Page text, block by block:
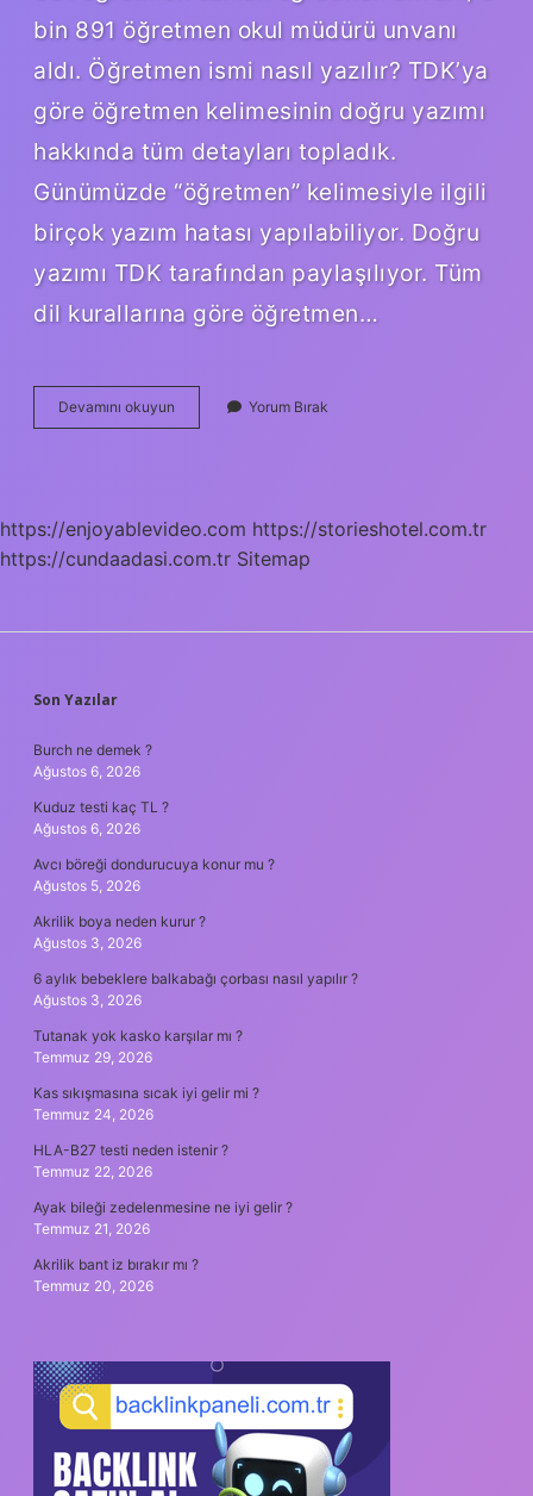
bin 891 öğretmen okul müdürü unvanı
aldı. Öğretmen ismi nasıl yazılır? TDK’ya
göre öğretmen kelimesinin doğru yazımı
hakkında tüm detayları topladık.
Günümüzde “öğretmen” kelimesiyle ilgili
birçok yazım hatası yapılabiliyor. Doğru
yazımı TDK tarafından paylaşılıyor. Tüm
dil kurallarına göre öğretmen…
Devamını okuyun Öğretmen
Adı
Yorum Bırak
https://enjoyablevideo.com https://storieshotel.com.tr
https://cundaadasi.com.tr Sitemap
SIDEBAR
Son Yazılar
Burch ne demek ?
Ağustos 6, 2026
Kuduz testi kaç TL ?
Ağustos 6, 2026
Avcı böreği dondurucuya konur mu ?
Ağustos 5, 2026
Akrilik boya neden kurur ?
Ağustos 3, 2026
6 aylık bebeklere balkabağı çorbası nasıl yapılır ?
Ağustos 3, 2026
Tutanak yok kasko karşılar mı ?
Temmuz 29, 2026
Kas sıkışmasına sıcak iyi gelir mi ?
Temmuz 24, 2026
HLA-B27 testi neden istenir ?
Temmuz 22, 2026
Ayak bileği zedelenmesine ne iyi gelir ?
Temmuz 21, 2026
Akrilik bant iz bırakır mı ?
Temmuz 20, 2026